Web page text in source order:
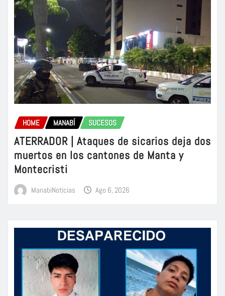
HOME MANABÍ SUCESOS
ATERRADOR | Ataques de sicarios deja dos
muertos en los cantones de Manta y
Montecristi
ManabiNoticias Ago 6, 2026